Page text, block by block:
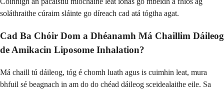
soláthraithe cúraim sláinte go díreach cad atá tógtha agat.
Cad Ba Chóir Dom a Dhéanamh Má Chaillim Dáileog
de Amikacin Liposome Inhalation?
Má chaill tú dáileog, tóg é chomh luath agus is cuimhin leat, mura
bhfuil sé beagnach in am do do chéad dáileog sceidealaithe eile. Sa